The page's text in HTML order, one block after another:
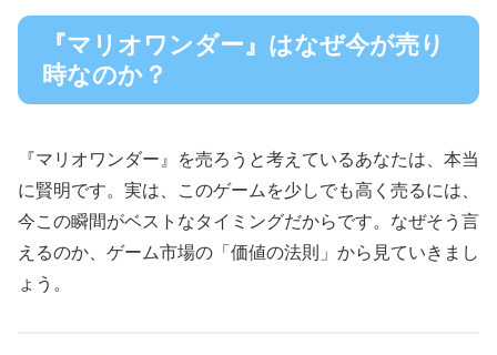
『マリオワンダー』はなぜ今が売り
時なのか？
『マリオワンダー』を売ろうと考えているあなたは、本当
に賢明です。実は、このゲームを少しでも高く売るには、
今この瞬間がベストなタイミングだからです。なぜそう言
えるのか、ゲーム市場の「価値の法則」から見ていきまし
ょう。